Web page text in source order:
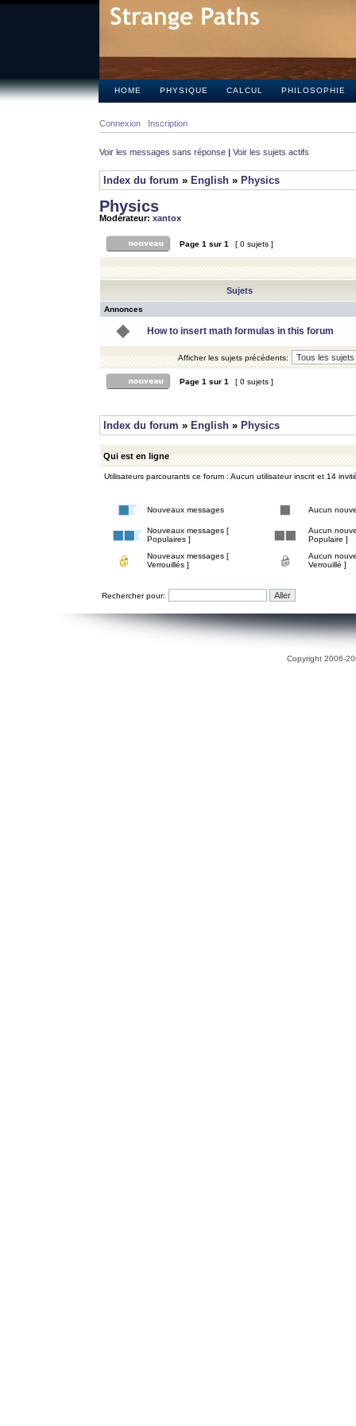
HOME PHYSIQUE CALCUL PHILOSOPHIE
Connexion Inscription
Voir les messages sans réponse | Voir les sujets actifs
Index du forum » English » Physics
Physics
Modérateur: xantox
Page 1 sur 1 [ 0 sujets ]
Sujets
Annonces
How to insert math formulas in this forum
Afficher les sujets précédents:
Page 1 sur 1 [ 0 sujets ]
Index du forum » English » Physics
Qui est en ligne
Utilisateurs parcourants ce forum : Aucun utilisateur inscrit et 14
Nouveaux messages Aucun
Nouveaux messages [
Populaires ]
Aucun
Populaire ]
Nouveaux messages [
Verrouillés ]
Aucun
Verrouillé ]
Rechercher pour:
Copyright 2006-